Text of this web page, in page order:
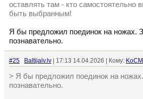
оставлять там - кто самостоятельно
быть выбранным!
Я бы предложил поединок на ножах.
познавательно.
#25 Baltijalv.lv | 17:13 14.04.2026 | Кому:
> Я бы предложил поединок на
познавательно.